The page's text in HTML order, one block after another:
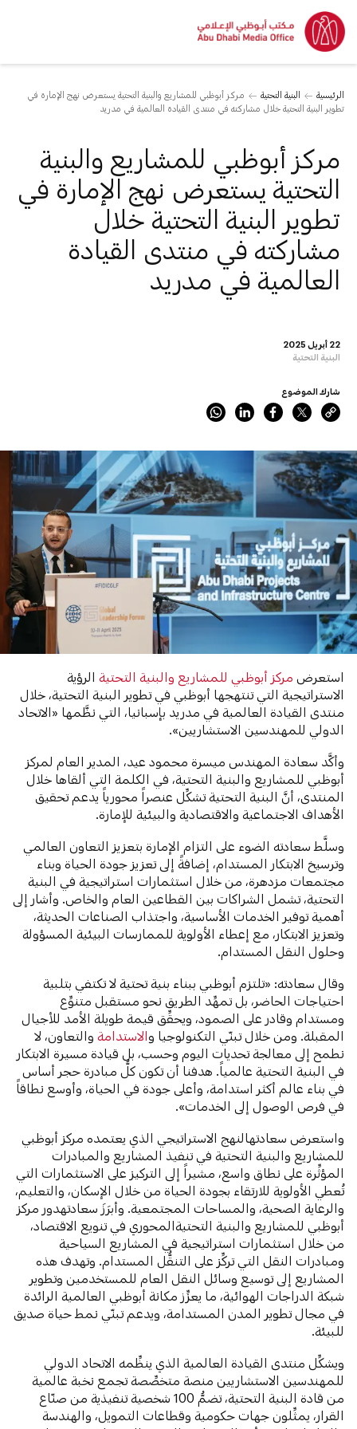
الرئيسية البنية التحتية
مركز أبوظبي للمشاريع والبنية التحتية يستعرض نهج الإمارة في
تطوير البنية التحتية خلال مشاركته في منتدى القيادة العالمية في مدريد
22 أبريل 2025
البنية التحتية
مركز أبوظبي للمشاريع والبنية
التحتية يستعرض نهج الإمارة في
تطوير البنية التحتية خلال
مشاركته في منتدى القيادة
العالمية في مدريد
شارك الموضوع
استعرضمركز أبوظبي للمشاريع والبنية التحتيةالرؤية
الاستراتيجية التي تنتهجها أبوظبي في تطوير البنية التحتية، خلال
منتدى القيادة العالمية في مدريد بإسبانيا، التي نظَّمها «الاتحاد
الدولي للمهندسين الاستشاريين».
وأكَّد سعادة المهندس ميسرة محمود عيد، المدير العام لمركز
أبوظبي للمشاريع والبنية التحتية، في الكلمة التي ألقاها خلال
المنتدى، أنَّ البنية التحتية تشكِّل عنصراً محورياً يدعم تحقيق
الأهداف الاجتماعية والاقتصادية والبيئية للإمارة.
وسلَّط سعادته الضوء على التزام الإمارة بتعزيز التعاون العالمي
وترسيخ الابتكار المستدام، إضافةً إلى تعزيز جودة الحياة وبناء
مجتمعات مزدهرة، من خلال استثمارات استراتيجية في البنية
التحتية، تشمل الشراكات بين القطاعين العام والخاص. وأشار إلى
أهمية توفير الخدمات الأساسية، واجتذاب الصناعات الحديثة،
وتعزيز الابتكار، مع إعطاء الأولوية للممارسات البيئية المسؤولة
وحلول النقل المستدام.
وقال سعادته: «تلتزم أبوظبي ببناء بنية تحتية لا تكتفي بتلبية
احتياجات الحاضر، بل تمهِّد الطريق نحو مستقبل متنوِّع
ومستدام وقادر على الصمود، ويحقِّق قيمة طويلة الأمد للأجيال
المقبلة. ومن خلال تبنّي التكنولوجيا والاستدامةوالتعاون، لا
نطمح إلى معالجة تحديات اليوم وحسب، بل قيادة مسيرة الابتكار
في البنية التحتية عالمياً. هدفنا أن تكون كلُّ مبادرة حجر أساس
في بناء عالم أكثر استدامة، وأعلى جودة في الحياة، وأوسع نطاقاً
في فرص الوصول إلى الخدمات».
واستعرض سعادتهالنهج الاستراتيجي الذي يعتمده مركز أبوظبي
للمشاريع والبنية التحتية في تنفيذ المشاريع والمبادرات
المؤثِّرة على نطاق واسع، مشيراً إلى التركيز على الاستثمارات التي
تُعطي الأولوية للارتقاء بجودة الحياة من خلال الإسكان، والتعليم،
والرعاية الصحية، والمساحات المجتمعية. وأبرَزَ سعادتهدور مركز
أبوظبي للمشاريع والبنية التحتيةالمحوري في تنويع الاقتصاد،
من خلال استثمارات استراتيجية في المشاريع السياحية
ومبادرات النقل التي تركِّز على التنقُّل المستدام. وتهدف هذه
المشاريع إلى توسيع وسائل النقل العام للمستخدمين وتطوير
شبكة الدراجات الهوائية، ما يعزِّز مكانة أبوظبي العالمية الرائدة
في مجال تطوير المدن المستدامة، ويدعم تبنّي نمط حياة صديق
للبيئة.
ويشكِّل منتدى القيادة العالمية الذي ينظِّمه الاتحاد الدولي
للمهندسين الاستشاريين منصة متخصِّصة تجمع نخبة عالمية
من قادة البنية التحتية، تضمُّ 100 شخصية تنفيذية من صنّاع
القرار، يمثِّلون جهات حكومية وقطاعات التمويل، والهندسة